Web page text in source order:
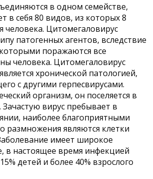
в одном семействе,
в себя 80 видов, из которых 8
человека. Цитомегаловирус
патогенных агентов, вследствие
поражаются все
человека. Цитомегаловирус
хронической патологией,
с другими герпесвирусами.
организм, он поселяется в
вирус пребывает в
наиболее благоприятными
размножения являются клетки
имеет широкое
в настоящее время инфекцией
детей и более 40% взрослого